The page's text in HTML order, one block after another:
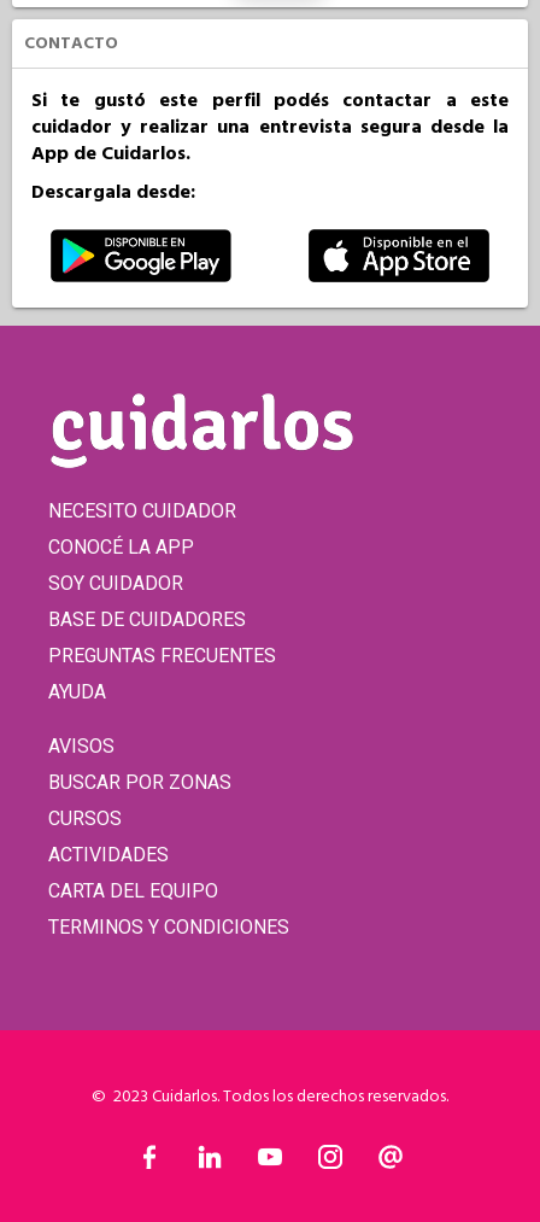
CONTACTO
Si te gustó este perfil podés contactar a este
cuidador y realizar una entrevista segura desde la
App de Cuidarlos.
Descargala desde:
NECESITO CUIDADOR
CONOCÉ LA APP
SOY CUIDADOR
BASE DE CUIDADORES
PREGUNTAS FRECUENTES
AYUDA
AVISOS
BUSCAR POR ZONAS
CURSOS
ACTIVIDADES
CARTA DEL EQUIPO
TERMINOS Y CONDICIONES
© 2023 Cuidarlos. Todos los derechos reservados.